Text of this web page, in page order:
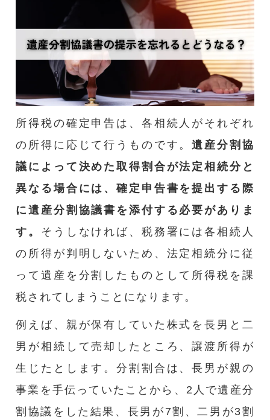
所得税の確定申告は、各相続人がそれぞれ
の所得に応じて行うものです。遺産分割協
議によって決めた取得割合が法定相続分と
異なる場合には、確定申告書を提出する際
に遺産分割協議書を添付する必要がありま
す。 そうしなければ、税務署には各相続人
の所得が判明しないため、法定相続分に従
って遺産を分割したものとして所得税を課
税されてしまうことになります。
例えば、親が保有していた株式を長男と二
男が相続して売却したところ、譲渡所得が
生じたとします。分割割合は、長男が親の
事業を手伝っていたことから、2人で遺産分
割協議をした結果、長男が7割、二男が3割